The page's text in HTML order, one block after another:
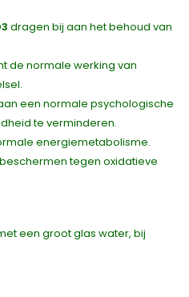
dragen bij aan het behoud van
de normale werking van
een normale psychologische
te verminderen.
energiemetabolisme.
tegen oxidatieve
een groot glas water, bij